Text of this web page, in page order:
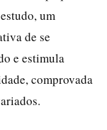
um
de se
e estimula
comprovada